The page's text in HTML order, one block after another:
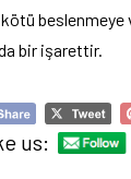
beslenmeye
bir işarettir.
us: